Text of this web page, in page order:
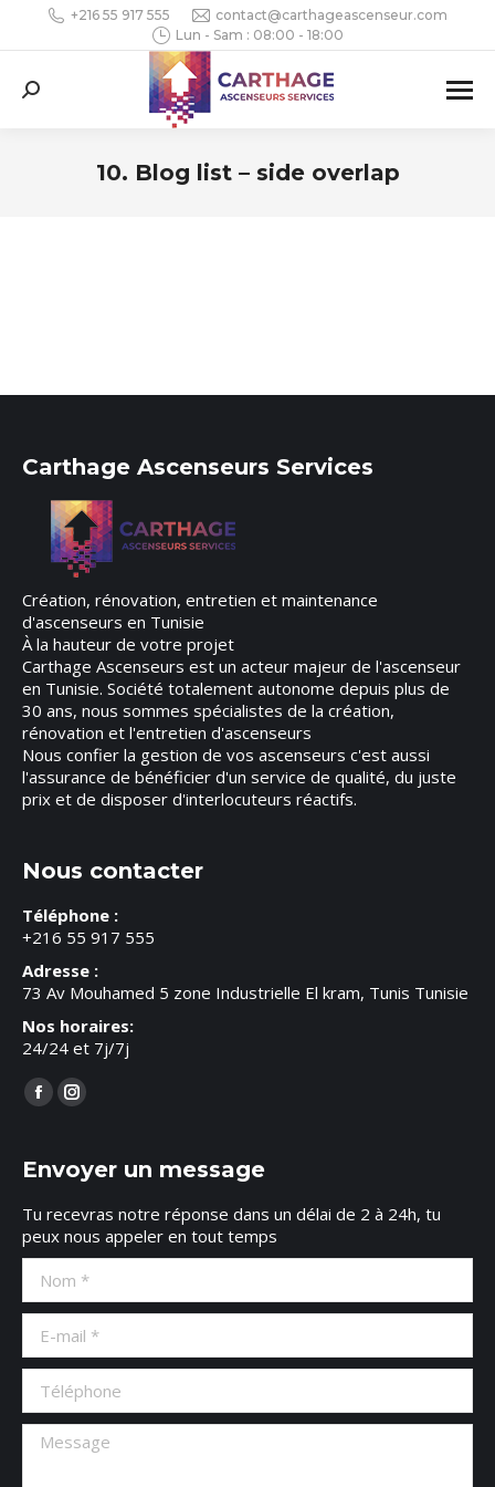
+216 55 917 555
contact@carthageascenseur.com
Lun - Sam : 08:00 - 18:00
Search:
10. Blog list – side overlap
Carthage Ascenseurs Services
Création, rénovation, entretien et maintenance
d'ascenseurs en Tunisie
À la hauteur de votre projet
Carthage Ascenseurs est un acteur majeur de l'ascenseur
en Tunisie. Société totalement autonome depuis plus de
30 ans, nous sommes spécialistes de la création,
rénovation et l'entretien d'ascenseurs
Nous confier la gestion de vos ascenseurs c'est aussi
l'assurance de bénéficier d'un service de qualité, du juste
prix et de disposer d'interlocuteurs réactifs.
Nous contacter
Téléphone :
+216 55 917 555
Adresse :
73 Av Mouhamed 5 zone Industrielle El kram, Tunis Tunisie
Nos horaires:
24/24 et 7j/7j
Trouvez nous sur :
Facebook
opens
new
window
Instagram
opens
new
window
Envoyer un message
Tu recevras notre réponse dans un délai de 2 à 24h, tu
peux nous appeler en tout temps
Téléphone
Message